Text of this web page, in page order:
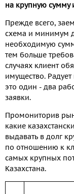
на крупную сумму
Прежде всего,
схема и минимум
необходимую
тем больше
случаях клиент
имущество.
это один - два
заявки.
Промониторив
какие
выдавать в долг
по отношению к
самых крупных
Казахстана.